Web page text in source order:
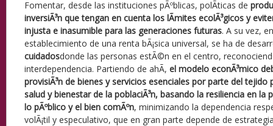
Fomentar, desde las instituciones pÃºblicas, polÃ­ticas de
inversiÃ³n que tengan en cuenta los lÃ­mites ecolÃ³gicos y
injusta e inasumible para las generaciones futuras. A su vez,
establecimiento de una renta bÃ¡sica universal, se ha de
cuidadosdonde las personas estÃ©n en el centro,
interdependencia. Partiendo de ahÃ­, el modelo econÃ³mico
provisiÃ³n de bienes y servicios esenciales por parte del
salud y bienestar de la poblaciÃ³n, basando la resiliencia en la
lo pÃºblico y el bien comÃºn, minimizando la dependencia
volÃ¡til y especulativo, que en gran parte depende de